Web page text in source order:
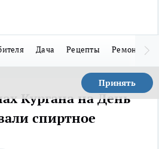
Дача Рецепты Ремонт
Принять
Кургана на День
спиртное